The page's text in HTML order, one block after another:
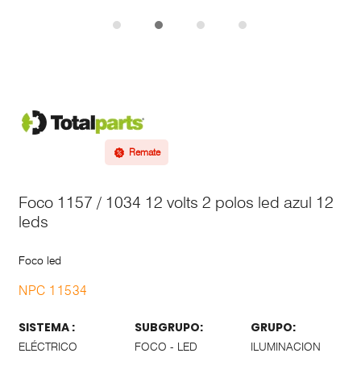
Remate
Foco 1157 / 1034 12 volts 2 polos led azul 12
leds
Foco led
NPC 11534
SISTEMA :
ELÉCTRICO
SUBGRUPO:
FOCO - LED
GRUPO:
ILUMINACION